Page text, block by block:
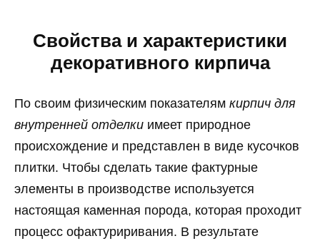
Свойства и характеристики
декоративного кирпича
По своим физическим показателям кирпич для
внутренней отделки имеет природное
происхождение и представлен в виде кусочков
плитки. Чтобы сделать такие фактурные
элементы в производстве используется
настоящая каменная порода, которая проходит
процесс офактуриривания. В результате